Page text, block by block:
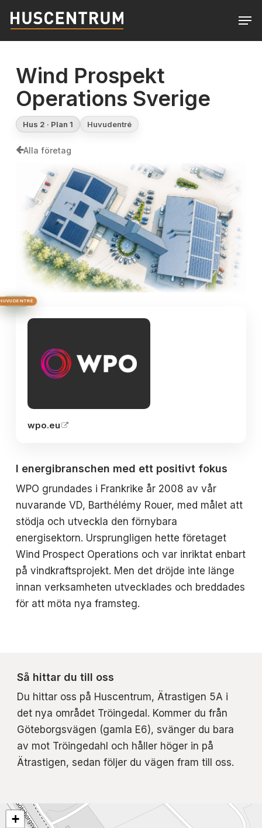
main
Wind Prospekt
Operations Sverige
Hus 2 · Plan 1 Huvudentré
Alla företag
HUS 1
HUS 2
HUS 3
BRON
wpo.eu
I energibranschen med ett positivt fokus
WPO grundades i Frankrike år 2008 av vår
nuvarande VD, Barthélémy Rouer, med målet att
stödja och utveckla den förnybara
energisektorn. Ursprungligen hette företaget
Wind Prospect Operations och var inriktat enbart
på vindkraftsprojekt. Men det dröjde inte länge
innan verksamheten utvecklades och breddades
för att möta nya framsteg.
Så hittar du till oss
Du hittar oss på Huscentrum, Ätrastigen 5A i
det nya området Tröingedal. Kommer du från
Göteborgsvägen (gamla E6), svänger du bara
av mot Tröingedahl och håller höger in på
Ätrastigen, sedan följer du vägen fram till oss.
+